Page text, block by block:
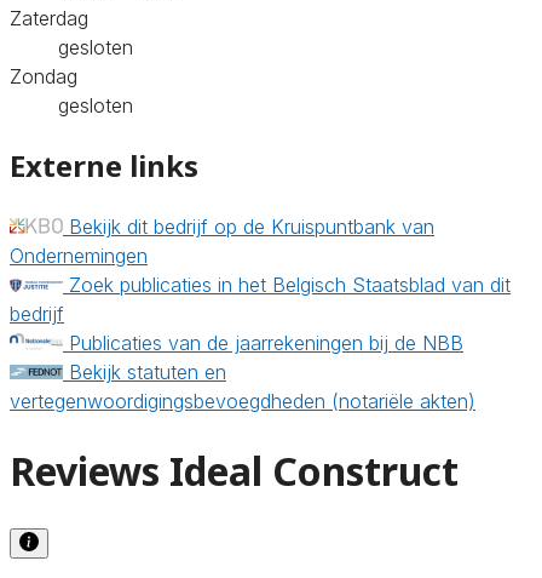
Zaterdag
gesloten
Zondag
gesloten
Externe links
Bekijk dit bedrijf op de Kruispuntbank van
Ondernemingen
Zoek publicaties in het Belgisch Staatsblad van dit
bedrijf
Publicaties van de jaarrekeningen bij de NBB
Bekijk statuten en
vertegenwoordigingsbevoegdheden (notariële akten)
Reviews Ideal Construct